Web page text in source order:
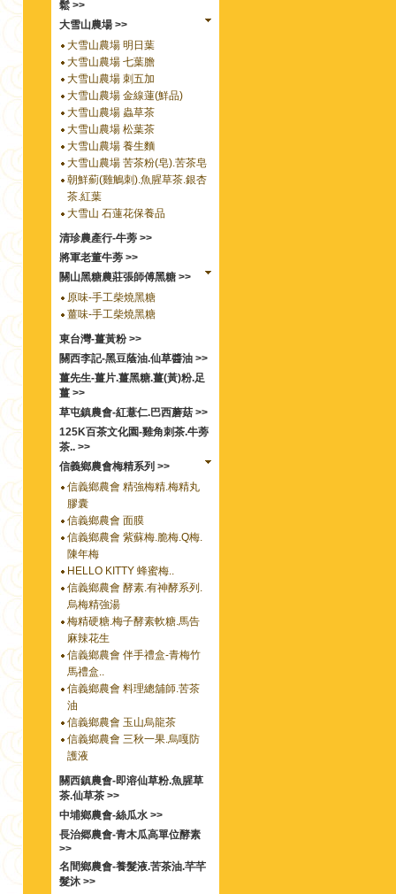
鬆 >>
大雪山農場 >>
大雪山農場 明日葉
大雪山農場 七葉膽
大雪山農場 刺五加
大雪山農場 金線蓮(鮮品)
大雪山農場 蟲草茶
大雪山農場 松葉茶
大雪山農場 養生麵
大雪山農場 苦茶粉(皂).苦茶皂
朝鮮薊(雞鵤刺).魚腥草茶.銀杏
茶.紅葉
大雪山 石蓮花保養品
清珍農產行-牛蒡 >>
將軍老董牛蒡 >>
關山黑糖農莊張師傅黑糖 >>
原味-手工柴燒黑糖
薑味-手工柴燒黑糖
東台灣-薑黃粉 >>
關西李記-黑豆蔭油.仙草醬油 >>
薑先生-薑片.薑黑糖.薑(黃)粉.足
薑 >>
草屯鎮農會-紅薏仁.巴西蘑菇 >>
125K百茶文化園-雞角刺茶.牛蒡
茶.. >>
信義鄉農會梅精系列 >>
信義鄉農會 精強梅精.梅精丸
膠囊
信義鄉農會 面膜
信義鄉農會 紫蘇梅.脆梅.Q梅.
陳年梅
HELLO KITTY 蜂蜜梅..
信義鄉農會 酵素.有神酵系列.
烏梅精強湯
梅精硬糖.梅子酵素軟糖.馬告
麻辣花生
信義鄉農會 伴手禮盒-青梅竹
馬禮盒..
信義鄉農會 料理總舖師.苦茶
油
信義鄉農會 玉山烏龍茶
信義鄉農會 三秋一果.烏嘎防
護液
關西鎮農會-即溶仙草粉.魚腥草
茶.仙草茶 >>
中埔鄉農會-絲瓜水 >>
長治郷農會-青木瓜高單位酵素
>>
名間鄉農會-養髮液.苦茶油.芊芊
髮沐 >>